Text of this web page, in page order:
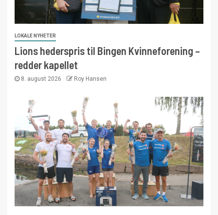
LOKALE NYHETER
Lions hederspris til Bingen Kvinneforening –
redder kapellet
8. august 2026 Roy Hansen